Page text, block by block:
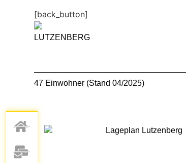
[back_button]
LUTZENBERG
47 Einwohner (Stand 04/2025)